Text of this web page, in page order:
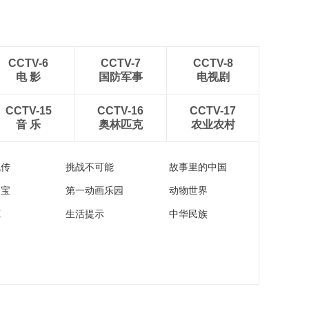
CCTV-6
电 影
CCTV-7
国防军事
CCTV-8
电视剧
CCTV-15
音 乐
CCTV-16
奥林匹克
CCTV-17
农业农村
挑战不可能 故事里的中国
第一动画乐园 动物世界
生活提示 中华民族